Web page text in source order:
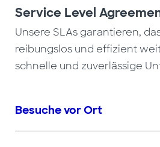
Service Level
Unsere SLAs garantieren,
reibungslos und effizient
schnelle und zuverlässige
Besuche vor Ort